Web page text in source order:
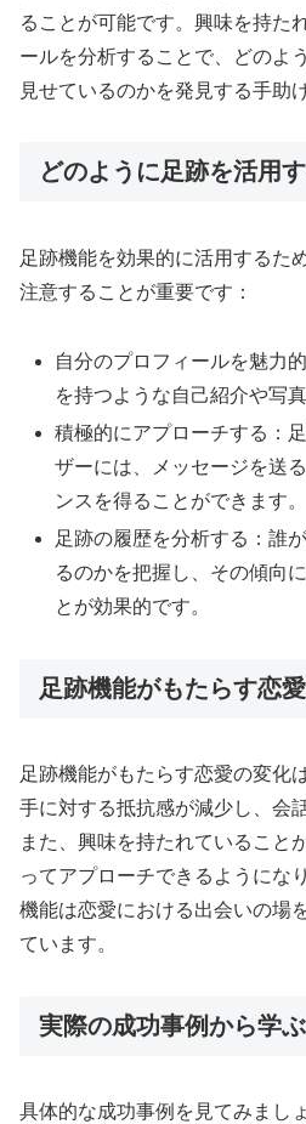
ることが可能です。興味を持た
ールを分析することで、どのよ
見せているのかを発見する手助
どのように足跡を活用
足跡機能を効果的に活用するた
注意することが重要です：
自分のプロフィールを魅力
を持つような自己紹介や写
積極的にアプローチする：
ザーには、メッセージを送
ンスを得ることができます。
足跡の履歴を分析する：誰
るのかを把握し、その傾向
とが効果的です。
足跡機能がもたらす恋
足跡機能がもたらす恋愛の変化
手に対する抵抗感が減少し、会
また、興味を持たれていること
ってアプローチできるようにな
機能は恋愛における出会いの場
ています。
実際の成功事例から学ぶ
具体的な成功事例を見てみまし